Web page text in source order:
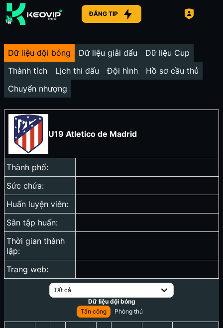
ĐĂNG TIP
Dữ liệu đội bóng Dữ liệu giải đấu
Dữ liệu Cup
Thành tích
Lịch thi đấu Đội hình
Hồ sơ cầu thủ
Chuyển nhượng
U19 Atletico de Madrid
Thành phố:
Sức chứa:
Huấn luyện viên:
Sân tập huấn:
Thời gian thành
lập:
Trang web:
Tất cả
Dữ liệu đội bóng
Tấn công
Phòng thủ